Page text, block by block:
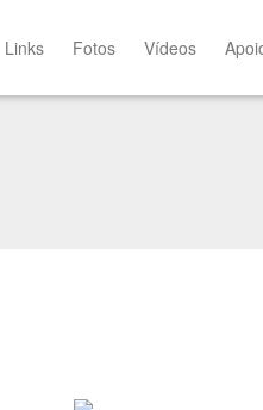
Links Fotos Vídeos